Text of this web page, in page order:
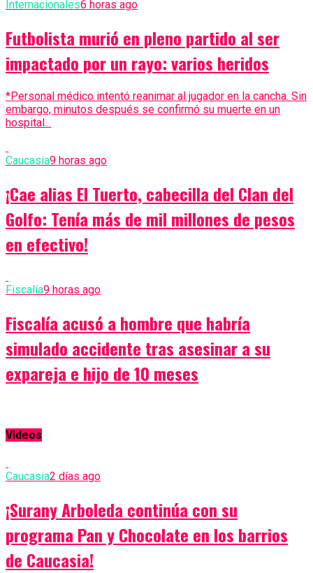
Internacionales6 horas ago
Futbolista murió en pleno partido al ser
impactado por un rayo: varios heridos
*Personal médico intentó reanimar al jugador en la cancha. Sin
embargo, minutos después se confirmó su muerte en un
hospital...
Caucasia9 horas ago
¡Cae alias El Tuerto, cabecilla del Clan del
Golfo: Tenía más de mil millones de pesos
en efectivo!
Fiscalía9 horas ago
Fiscalía acusó a hombre que habría
simulado accidente tras asesinar a su
expareja e hijo de 10 meses
Videos
Caucasia2 días ago
¡Surany Arboleda continúa con su
programa Pan y Chocolate en los barrios
de Caucasia!